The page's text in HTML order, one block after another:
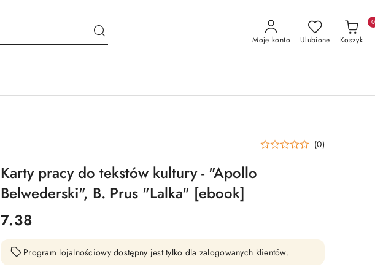
Moje konto Ulubione Koszyk
0
(0)
Karty pracy do tekstów kultury - "Apollo
Belwederski", B. Prus "Lalka" [ebook]
cena:
7.38
Program lojalnościowy dostępny jest tylko dla zalogowanych klientów.